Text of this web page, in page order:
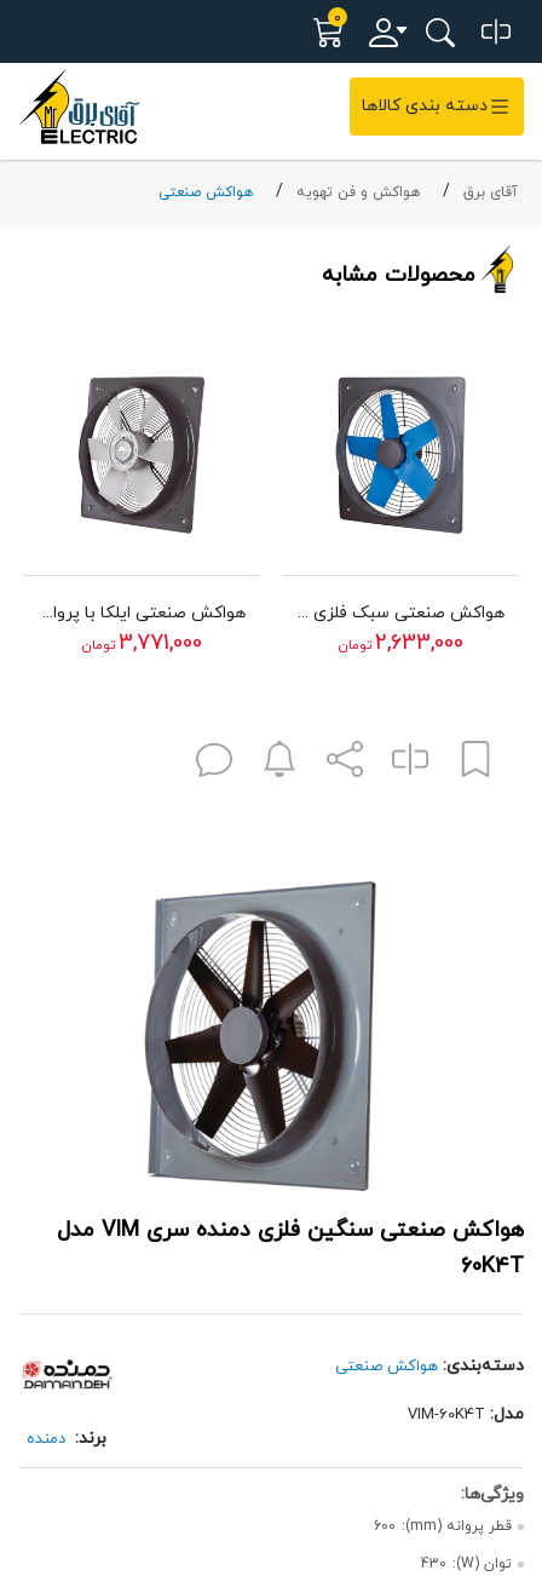
0
دسته بندی کالاها
آقای برق هواکش و فن تهویه هواکش صنعتی
محصولات مشابه
هواکش صنعتی سبک فلزی دمنده سری VID مدل 35D4S
2,633,000تومان
هواکش صنعتی ایلکا با پروانه پلاستیکی دمنده سری VIE مدل 50A4T
3,771,000 تومان
هواکش صنعتی سنگین فلزی دمنده سری VIM مدل
60K4T
دسته‌بندی: هواکش صنعتی
مدل:
برند: دمنده
قطر پروانه (mm):
600
توان (W):
430